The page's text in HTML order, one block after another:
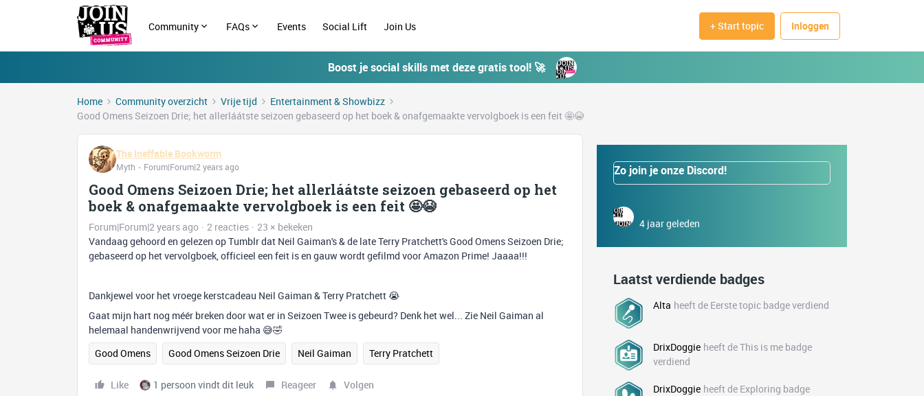
Community FAQs Events Social Lift Join Us + Start topic Inloggen
Boost je social skills met deze gratis tool! 🚀
Home Community overzicht Vrije tijd
Entertainment & Showbizz
Good Omens Seizoen Drie; het allerláátste seizoen gebaseerd op het boek & onafgemaakte vervolgboek is een feit 🤩😭
The Ineffable Bookworm
Myth Forum|Forum|2 years ago
Good Omens Seizoen Drie; het allerláátste seizoen gebaseerd op het
boek & onafgemaakte vervolgboek is een feit 🤩😭
Forum|Forum|2 years ago 2 reacties
23 × bekeken
Vandaag gehoord en gelezen op Tumblr dat Neil Gaiman's & de late Terry Pratchett's Good Omens Seizoen Drie;
gebaseerd op het vervolgboek, officieel een feit is en gauw wordt gefilmd voor Amazon Prime! Jaaaa!!!
Dankjewel voor het vroege kerstcadeau Neil Gaiman & Terry Pratchett 😭
Gaat mijn hart nog méér breken door wat er in Seizoen Twee is gebeurd? Denk het wel... Zie Neil Gaiman al
helemaal handenwrijvend voor me haha 😅🤣
Good Omens
Good Omens Seizoen Drie Neil Gaiman Terry Pratchett
Like 1 persoon vindt dit leuk Reageer Volgen
Zo join je onze Discord!
4 jaar geleden
Laatst verdiende badges
Alta heeft de Eerste topic badge verdiend
DrixDoggie heeft de This is me badge
verdiend
DrixDoggie heeft de Exploring badge